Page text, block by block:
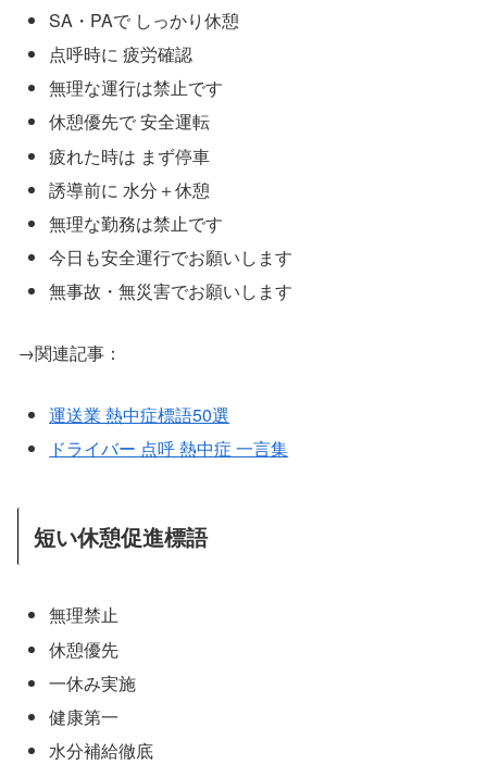
SA・PAで しっかり休憩
点呼時に 疲労確認
無理な運行は禁止です
休憩優先で 安全運転
疲れた時は まず停車
誘導前に 水分＋休憩
無理な勤務は禁止です
今日も安全運行でお願いします
無事故・無災害でお願いします
→関連記事：
運送業 熱中症標語50選
ドライバー 点呼 熱中症 一言集
短い休憩促進標語
無理禁止
休憩優先
一休み実施
健康第一
水分補給徹底